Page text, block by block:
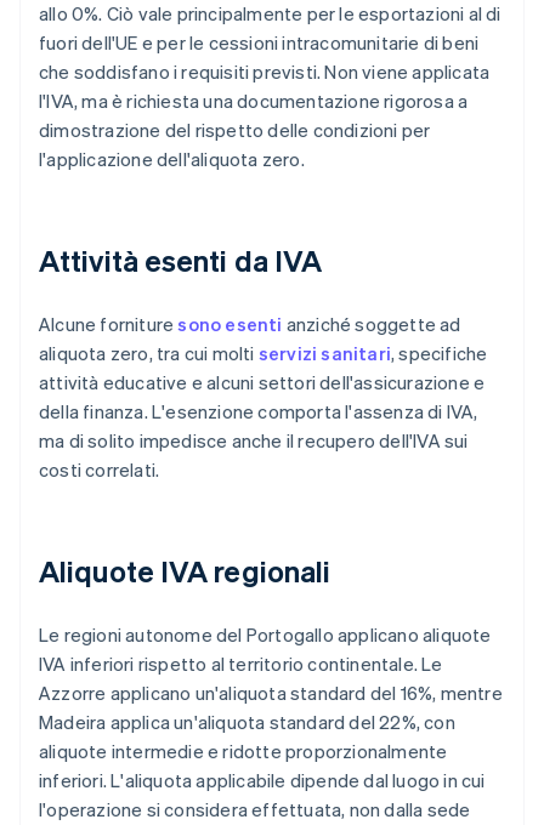
allo 0%. Ciò vale principalmente per le esportazioni al di
fuori dell'UE e per le cessioni intracomunitarie di beni
che soddisfano i requisiti previsti. Non viene applicata
l'IVA, ma è richiesta una documentazione rigorosa a
dimostrazione del rispetto delle condizioni per
l'applicazione dell'aliquota zero.
Attività esenti da IVA
Alcune fornituresono esenti anziché soggette ad
aliquota zero, tra cui molti servizi sanitari, specifiche
attività educative e alcuni settori dell'assicurazione e
della finanza. L'esenzione comporta l'assenza di IVA,
ma di solito impedisce anche il recupero dell'IVA sui
costi correlati.
Aliquote IVA regionali
Le regioni autonome del Portogallo applicano aliquote
IVA inferiori rispetto al territorio continentale. Le
Azzorre applicano un'aliquota standard del 16%, mentre
Madeira applica un'aliquota standard del 22%, con
aliquote intermedie e ridotte proporzionalmente
inferiori. L'aliquota applicabile dipende dal luogo in cui
l'operazione si considera effettuata, non dalla sede